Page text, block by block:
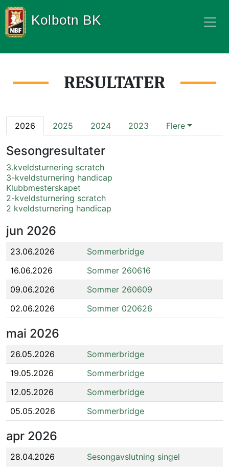
Kolbotn BK
RESULTATER
2026 2025 2024 2023 Flere
Sesongresultater
3.kveldsturnering scratch
3-kveldsturnering handicap
Klubbmesterskapet
2-kveldsturnering scratch
2 kveldsturnering handicap
jun 2026
23.06.2026
Sommerbridge
16.06.2026
Sommer 260616
09.06.2026
Sommer 260609
02.06.2026
Sommer 020626
mai 2026
26.05.2026
Sommerbridge
19.05.2026
Sommerbridge
12.05.2026
Sommerbridge
05.05.2026
Sommerbridge
apr 2026
28.04.2026
Sesongavslutning singel